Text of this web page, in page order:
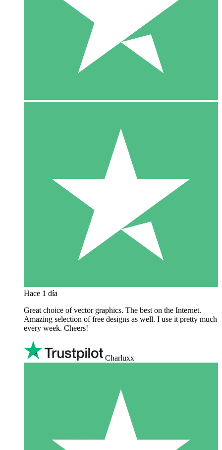
Hace 1 día
Great choice of vector graphics. The best on the Internet.
Amazing selection of free designs as well. I use it pretty much
every week. Cheers!
Charluxx